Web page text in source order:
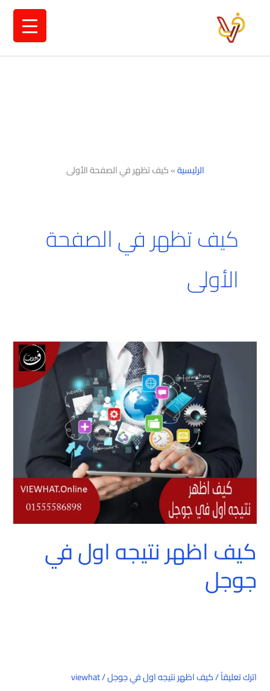
الرئيسية»كيف تظهر في الصفحة الأولى
كيف تظهر في الصفحة
الأولى
كيف اظهر نتيجه اول في
جوجل
اترك تعليقاً/كيف اظهر نتيجه اول في جوجل/
viewhat
جوجل